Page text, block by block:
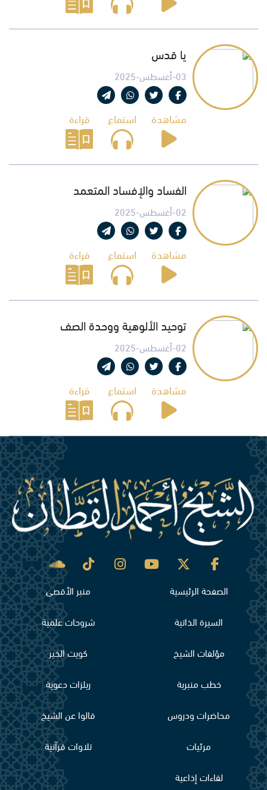
يا قدس
03-أغسطس-2025
مشاهدة استماع قراءة
الفساد والإفساد المتعمد
02-أغسطس-2025
مشاهدة استماع قراءة
توحيد الألوهية ووحدة الصف
02-أغسطس-2025
مشاهدة استماع قراءة
الصفحة الرئيسية
السيرة الذاتية
مؤلفات الشيخ
خطب منبرية
محاضرات ودروس
مرئيات
لقاءات إذاعية
منبر الأقصى
شروحات علمية
كويت الخير
ريلزات دعوية
قالوا عن الشيخ
تلاوات قرآنية